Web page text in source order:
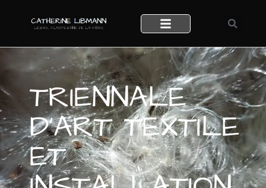
TRIENNALE
D’ART TEXTILE
ET